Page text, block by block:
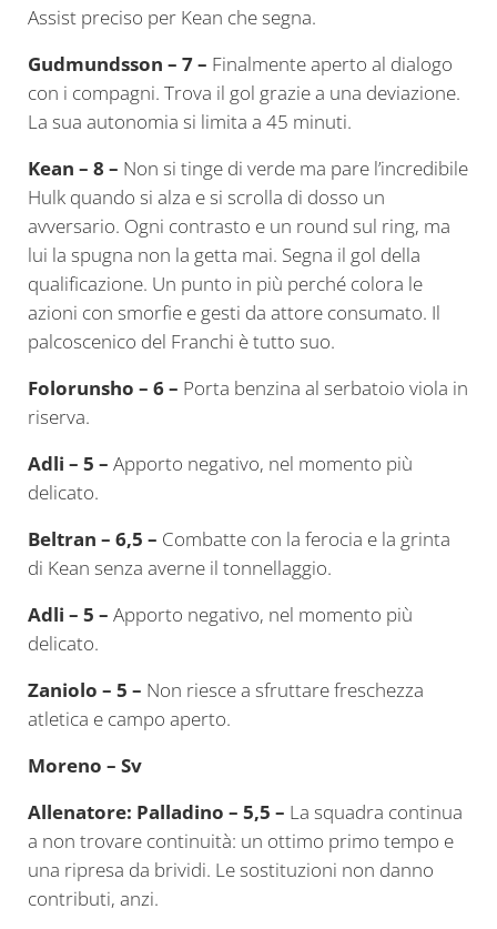
Assist preciso per Kean che segna.
Gudmundsson – 7 – Finalmente aperto al dialogo
con i compagni. Trova il gol grazie a una deviazione.
La sua autonomia si limita a 45 minuti.
Kean – 8 – Non si tinge di verde ma pare l’incredibile
Hulk quando si alza e si scrolla di dosso un
avversario. Ogni contrasto e un round sul ring, ma
lui la spugna non la getta mai. Segna il gol della
qualificazione. Un punto in più perché colora le
azioni con smorfie e gesti da attore consumato. Il
palcoscenico del Franchi è tutto suo.
Folorunsho – 6 – Porta benzina al serbatoio viola in
riserva.
Adli – 5 – Apporto negativo, nel momento più
delicato.
Beltran – 6,5 – Combatte con la ferocia e la grinta
di Kean senza averne il tonnellaggio.
Adli – 5 – Apporto negativo, nel momento più
delicato.
Zaniolo – 5 – Non riesce a sfruttare freschezza
atletica e campo aperto.
Moreno – Sv
Allenatore: Palladino – 5,5 – La squadra continua
a non trovare continuità: un ottimo primo tempo e
una ripresa da brividi. Le sostituzioni non danno
contributi, anzi.